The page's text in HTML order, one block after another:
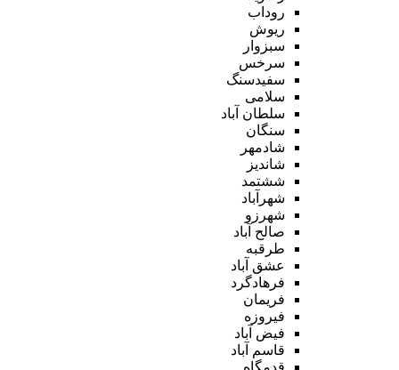
روداب
ریوش
سبزوار
سرخس
سفیدسنگ
سلامی
سلطان آباد
سنگان
شادمهر
شاندیز
ششتمد
شهرآباد
شهرزو
صالح آباد
طرقبه
عشق آباد
فرهادگرد
فریمان
فیروزه
فیض آباد
قاسم آباد
قدمگاه